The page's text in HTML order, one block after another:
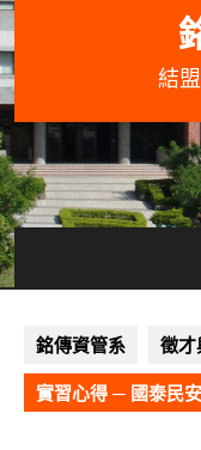
Skip
to
content
結
銘傳資管系
徵才
實習心得 ─ 國泰民